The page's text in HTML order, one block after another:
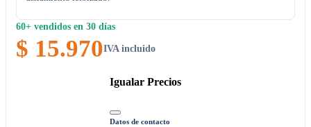
60+ vendidos en 30 días
$ 15.970IVA incluido
Igualar Precios
Datos de contacto